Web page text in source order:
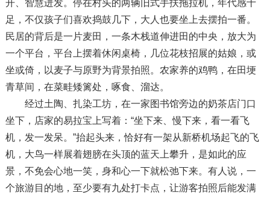
开、智慧迸发。停在村头的两辆旧式手扶拖拉机，年代感十
足，不仅孩子们喜欢捣鼓几下，大人也要坐上去摆拍一番。
民居的背后是一片麦田，一条木栈道伸进田的中央，放大为
一个平台，平台上摆着休闲桌椅，几位花枝招展的姑娘，或
坐或倚，以麦子与原野为背景拍照。农家养的鸡鸭，在田埂
青草间，在菜畦矮篱处，啄食、溜达。
经过土陶、扎染工坊，在一家图书馆旁边的奶茶店门口
坐下，店家的易拉宝上写着：“坐下来、慢下来，看一看飞
机，发一发呆。”抬起头来，恰好有一架从新桥机场起飞的飞
机，大鸟一样展着翅膀在头顶的蓝天上攀升，是如此的应
景，不免会心地一笑，身和心一下就松弛下来。有人说，一
个旅游目的地，至少要有九处打卡点，让游客拍照后能发满